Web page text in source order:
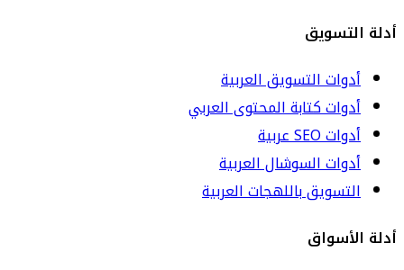
أدلة التسويق
أدوات التسويق العربية
أدوات كتابة المحتوى العربي
أدوات SEO عربية
أدوات السوشال العربية
التسويق باللهجات العربية
أدلة الأسواق